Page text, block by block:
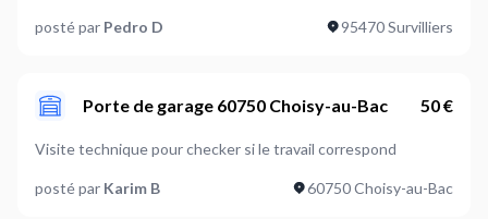
posté par Pedro D 95470 Survilliers
Porte de garage 60750 Choisy-au-Bac 50 €
Visite technique pour checker si le travail correspond
posté par Karim B 60750 Choisy-au-Bac